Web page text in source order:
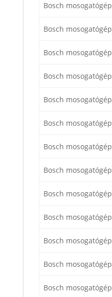
Bosch mosogatógép
Bosch mosogatógép
Bosch mosogatógép
Bosch mosogatógép
Bosch mosogatógép
Bosch mosogatógép
Bosch mosogatógép
Bosch mosogatógép
Bosch mosogatógép
Bosch mosogatógép
Bosch mosogatógép
Bosch mosogatógép
Bosch mosogatógép